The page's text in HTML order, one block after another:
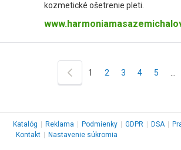
kozmetické ošetrenie pleti.
1 2 3 4 5
Katalóg Reklama Podmienky GDPR DSA
Kontakt
Nastavenie súkromia